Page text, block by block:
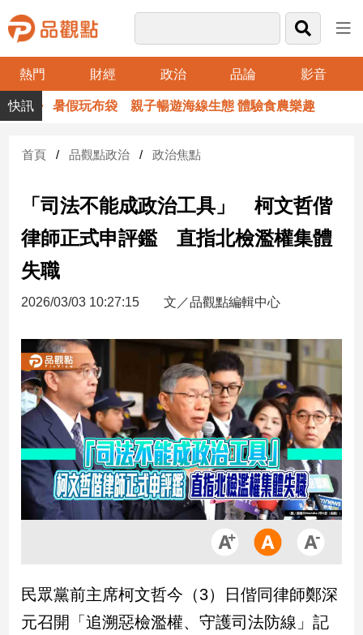
熱門 財經 政治 品論 影音
品
觀
財
台
財
經
新
股
市
房
地
產
品
治
暑假玩布袋 親子暢遊海線生態 體驗食農樂趣
首頁 品觀點政治 政治焦點
「司法不能成政治工具」 柯文哲偕
律師正式申評鑑 直指北檢濫權集體
失職
2026/03/03 10:27:15 文／品觀點編輯中心
民眾黨前主席柯文哲今（3）日偕同律師鄭深
元召開「追溯惡檢濫權、守護司法防線」記